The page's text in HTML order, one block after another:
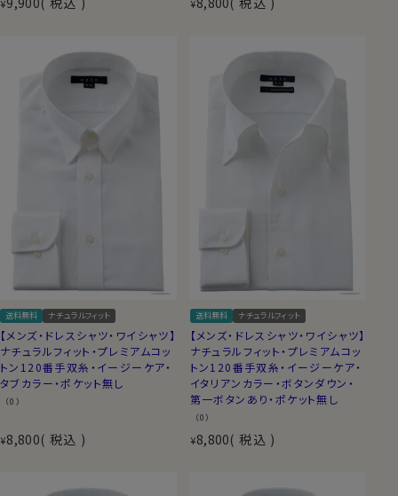
¥ ¥
送料無料 ナチュラルフィット
【メンズ・ドレスシャツ・ワイシャツ】
ナチュラルフィット・プレミアムコッ
トン120番手双糸・イージーケア・
タブカラー・ポケット無し
（0）
¥8,800 税込
送料無料 ナチュラルフィット
【メンズ・ドレスシャツ・ワイシャツ】
ナチュラルフィット・プレミアムコッ
トン120番手双糸・イージーケア・
イタリアンカラー・ボタンダウン・
第一ボタンあり・ポケット無し
（0）
¥8,800 税込